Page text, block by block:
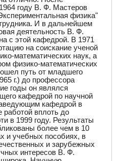
году В. Ф. Мастеров
физика"
И в дальнейшем
деятельность В. Ф.
с этой кафедрой. В 1971
на соискание ученой
математических наук, а
физико-математических
путь от младшего
г.) до профессора
годы он являлся
кафедрой по научной
кафедрой в
работой вплоть до
в 1999 году. Результаты
более чем в 10
и учебных пособиях, в
и зарубежных
интересов В. Ф.